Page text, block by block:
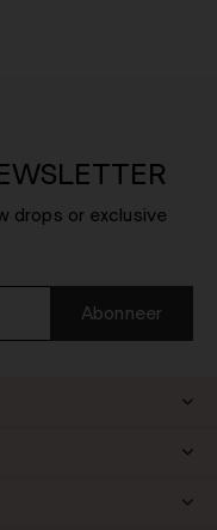
drops or exclusive
Abonneer